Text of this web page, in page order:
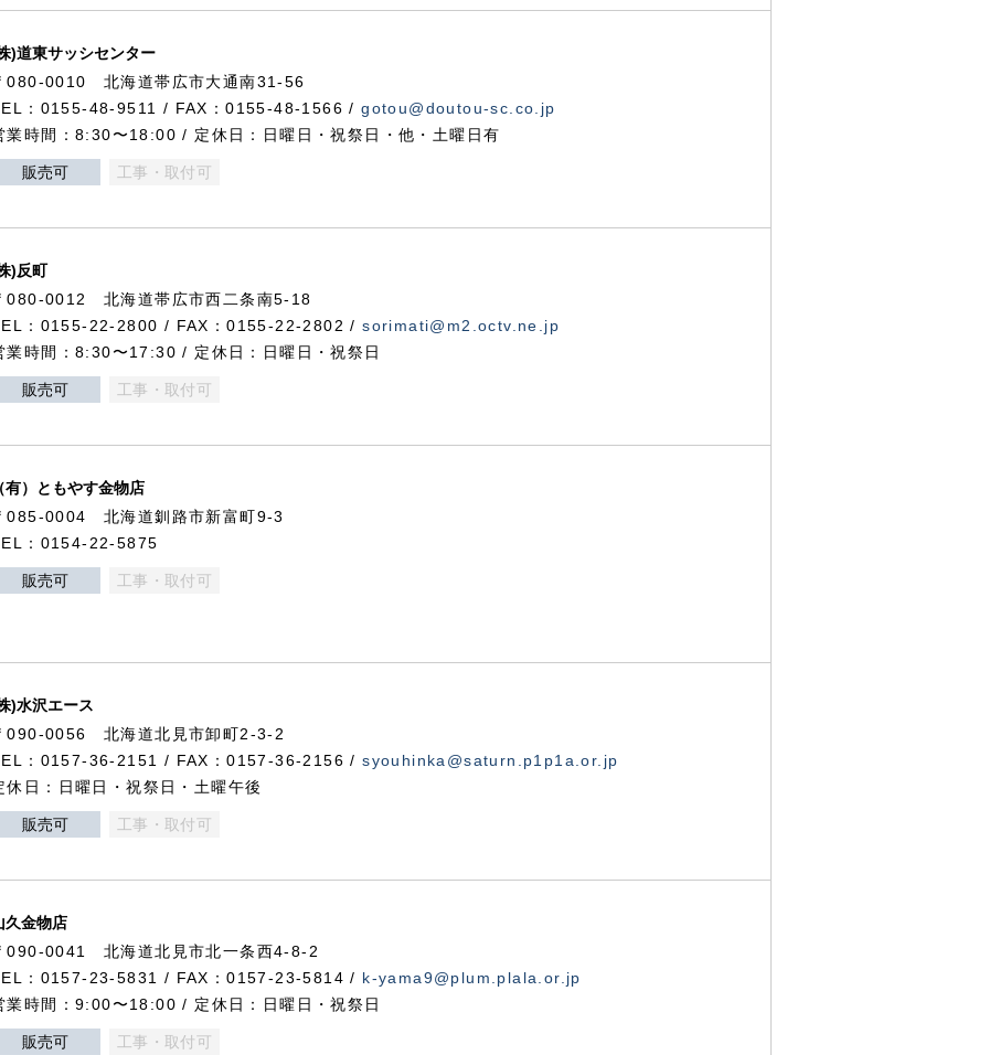
)道東サッシセンター
080-0010 北海道帯広市大通南31-56
：0155-48-9511 / FAX：0155-48-1566 /gotou@doutou-sc.co.jp
業時間：8:30〜18:00 / 定休日：日曜日・祝祭日・他・土曜日有
販売可 工事・取付可
)反町
080-0012 北海道帯広市西二条南5-18
：0155-22-2800 / FAX：0155-22-2802 /sorimati@m2.octv.ne.jp
業時間：8:30〜17:30 / 定休日：日曜日・祝祭日
販売可 工事・取付可
有）ともやす金物店
085-0004 北海道釧路市新富町9-3
：0154-22-5875
販売可 工事・取付可
)水沢エース
090-0056 北海道北見市卸町2-3-2
：0157-36-2151 / FAX：0157-36-2156 /syouhinka@saturn.p1p1a.or.jp
休日：日曜日・祝祭日・土曜午後
販売可 工事・取付可
久金物店
090-0041 北海道北見市北一条西4-8-2
：0157-23-5831 / FAX：0157-23-5814 / k-yama9@plum.plala.or.jp
業時間：9:00〜18:00 / 定休日：日曜日・祝祭日
販売可 工事・取付可